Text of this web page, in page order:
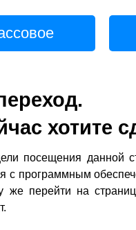
хотите
посещения данной
с программным
же перейти на